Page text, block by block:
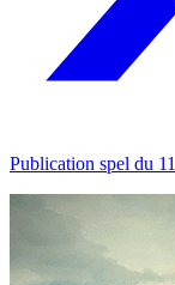
Publication spel du